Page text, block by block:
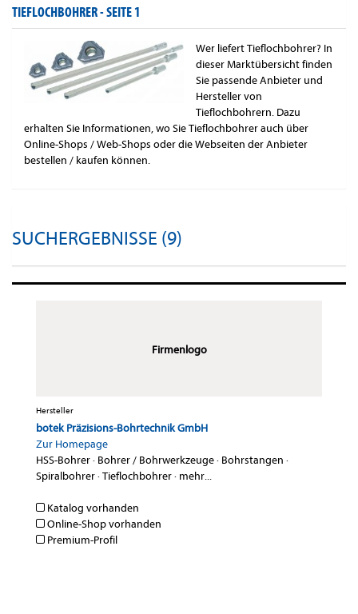
TIEFLOCHBOHRER -SEITE 1
Wer liefert Tieflochbohrer? In
dieser Marktübersicht finden
Sie passende Anbieter und
Hersteller von
Tieflochbohrern. Dazu
erhalten Sie Informationen, wo Sie Tieflochbohrer auch über
Online-Shops / Web-Shops oder die Webseiten der Anbieter
bestellen / kaufen können.
SUCHERGEBNISSE (9)
Firmenlogo
Hersteller
botek Präzisions-Bohrtechnik GmbH
Zur Homepage
HSS-Bohrer· Bohrer / Bohrwerkzeuge· Bohrstangen ·
Spiralbohrer·Tieflochbohrer· mehr...
Katalog vorhanden
Online-Shop vorhanden
Premium-Profil